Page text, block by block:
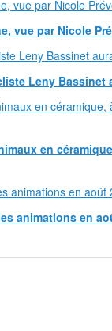
vue par Nicole
Leny Bassinet
en
animations en